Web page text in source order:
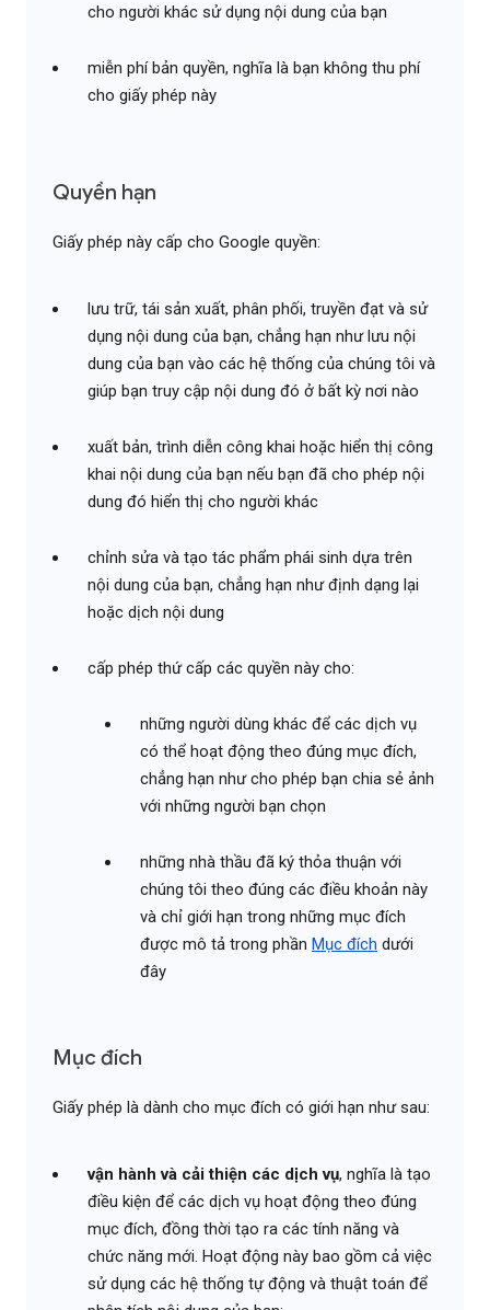
cho người khác sử dụng nội dung của bạn
miễn phí bản quyền, nghĩa là bạn không thu phí
cho giấy phép này
Quyền hạn
Giấy phép này cấp cho Google quyền:
lưu trữ, tái sản xuất, phân phối, truyền đạt và sử
dụng nội dung của bạn, chẳng hạn như lưu nội
dung của bạn vào các hệ thống của chúng tôi và
giúp bạn truy cập nội dung đó ở bất kỳ nơi nào
xuất bản, trình diễn công khai hoặc hiển thị công
khai nội dung của bạn nếu bạn đã cho phép nội
dung đó hiển thị cho người khác
chỉnh sửa và tạo tác phẩm phái sinh dựa trên
nội dung của bạn, chẳng hạn như định dạng lại
hoặc dịch nội dung
cấp phép thứ cấp các quyền này cho:
những người dùng khác để các dịch vụ
có thể hoạt động theo đúng mục đích,
chẳng hạn như cho phép bạn chia sẻ ảnh
với những người bạn chọn
những nhà thầu đã ký thỏa thuận với
chúng tôi theo đúng các điều khoản này
và chỉ giới hạn trong những mục đích
được mô tả trong phần Mục đích dưới
đây
Mục đích
Giấy phép là dành cho mục đích có giới hạn như sau:
vận hành và cải thiện các dịch vụ, nghĩa là tạo
điều kiện để các dịch vụ hoạt động theo đúng
mục đích, đồng thời tạo ra các tính năng và
chức năng mới. Hoạt động này bao gồm cả việc
sử dụng các hệ thống tự động và thuật toán để